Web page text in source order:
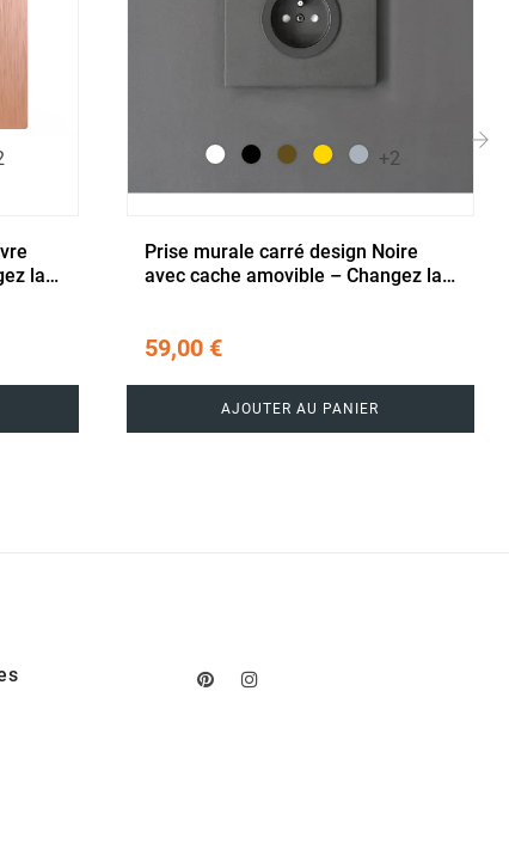
la
+2
Prise murale carré design Noire
avec cache amovible – Changez la
59,00 €
AJOUTER AU PANIER
Pinterest